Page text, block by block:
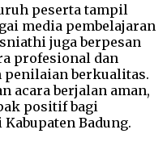
peserta tampil
media pembelajaran
juga berpesan
profesional dan
berkualitas.
acara berjalan aman,
positif bagi
Badung.